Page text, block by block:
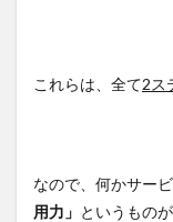
これらは、全て2ス
なので、何かサー
用力」 というもの